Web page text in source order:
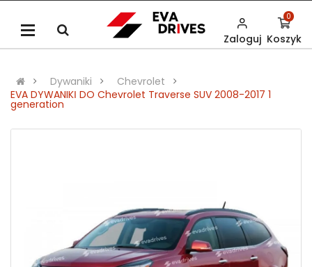
Zaloguj Koszyk
0
Dywaniki
Chevrolet
EVA DYWANIKІ DO Chevrolet Traverse SUV 2008-2017 1
generation